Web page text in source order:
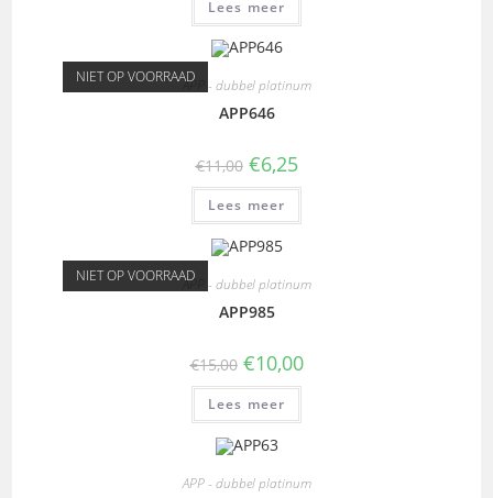
Lees meer
NIET OP VOORRAADAPP - dubbel platinum
APP646
€11,00 €6,25
Lees meer
NIET OP VOORRAADAPP - dubbel platinum
APP985
€15,00 €10,00
Lees meer
APP - dubbel platinum